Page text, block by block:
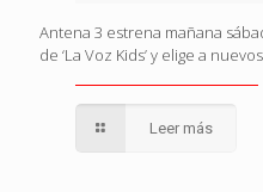
Antena 3 estrena mañana
de ‘La Voz Kids’ y elige a
Leer más